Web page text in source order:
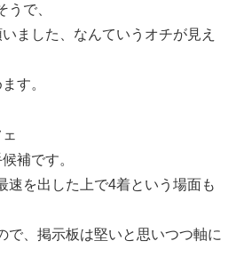
うで、
ました、なんていうオチが見え
す。
補です。
速を出した上で4着という場面も
で、掲示板は堅いと思いつつ軸に